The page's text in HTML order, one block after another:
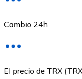
USDC
Cambio 24h
El precio de TRX